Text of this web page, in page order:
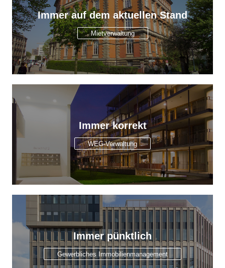
Immer auf dem aktuellen Stand
Mietverwaltung
Immer korrekt
WEG-Verwaltung
Immer pünktlich
Gewerbliches Immobilienmanagement